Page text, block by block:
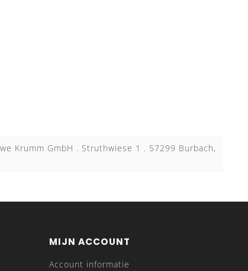
Krumm GmbH . Struthwiese 1 . 57299 Burbach,
MIJN ACCOUNT
Account informatie